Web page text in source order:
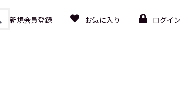
新規会員登録 お気に入り ログイン